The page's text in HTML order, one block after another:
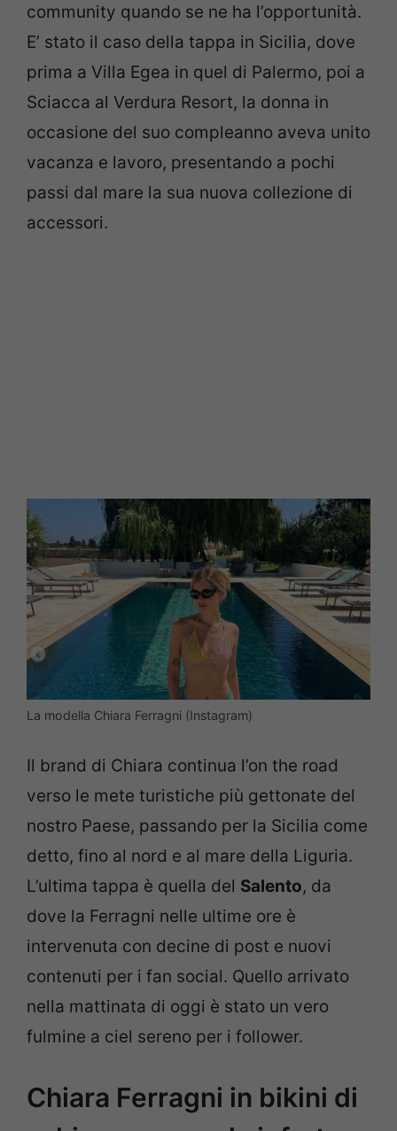
community quando se ne ha l’opportunità.
E’ stato il caso della tappa in Sicilia, dove
prima a Villa Egea in quel di Palermo, poi a
Sciacca al Verdura Resort, la donna in
occasione del suo compleanno aveva unito
vacanza e lavoro, presentando a pochi
passi dal mare la sua nuova collezione di
accessori.
La modella Chiara Ferragni (Instagram)
Il brand di Chiara continua l’on the road
verso le mete turistiche più gettonate del
nostro Paese, passando per la Sicilia come
detto, fino al nord e al mare della Liguria.
L’ultima tappa è quella del Salento, da
dove la Ferragni nelle ultime ore è
intervenuta con decine di post e nuovi
contenuti per i fan social. Quello arrivato
nella mattinata di oggi è stato un vero
fulmine a ciel sereno per i follower.
Chiara Ferragni in bikini di